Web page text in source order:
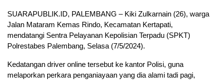
SUARAPUBLIK.ID, PALEMBANG – Kiki Zulkarnain (26), warga
Jalan Mataram Kemas Rindo, Kecamatan Kertapati,
mendatangi Sentra Pelayanan Kepolisian Terpadu (SPKT)
Polrestabes Palembang, Selasa (7/5/2024).
Kedatangan driver online tersebut ke kantor Polisi, guna
melaporkan perkara penganiayaan yang dia alami tadi pagi,